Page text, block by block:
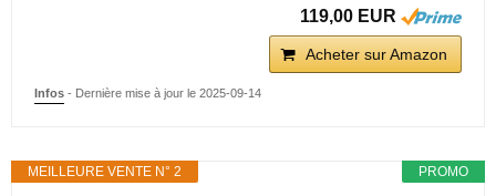
119,00 EUR
Acheter sur Amazon
Infos - Dernière mise à jour le 2025-09-14
PROMO
MEILLEURE VENTE N° 2